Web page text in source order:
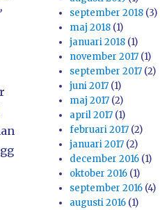
september 2018 (3)
maj 2018 (1)
januari 2018 (1)
november 2017 (1)
september 2017 (2)
juni 2017 (1)
maj 2017 (2)
april 2017 (1)
februari 2017 (2)
januari 2017 (2)
december 2016 (1)
oktober 2016 (1)
september 2016 (4)
augusti 2016 (1)